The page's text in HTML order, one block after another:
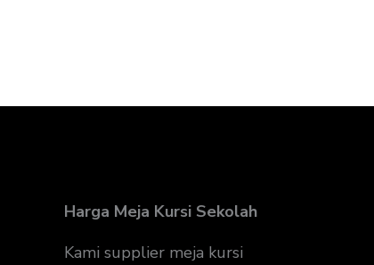
Harga Meja Kursi Sekolah
Kami supplier meja kursi